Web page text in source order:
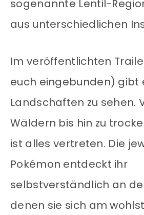
sogenannte Lentil-
aus unterschiedlichen
Im veröffentlichten
euch eingebunden) gibt
Landschaften zu sehen.
Wäldern bis hin zu
ist alles vertreten. Die
Pokémon entdeckt ihr
selbstverständlich an
denen sie sich am